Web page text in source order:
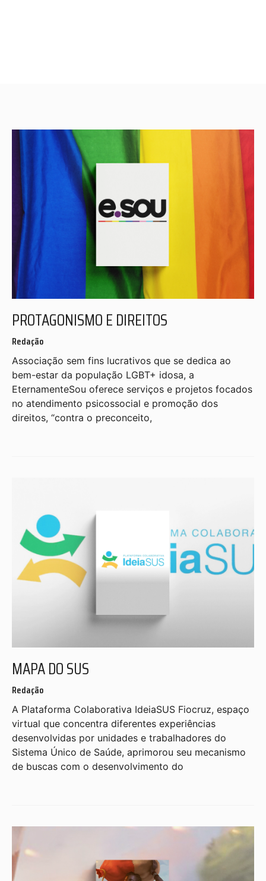
PROTAGONISMO E DIREITOS
Redação
Associação sem fins lucrativos que se dedica ao
bem-estar da população LGBT+ idosa, a
EternamenteSou oferece serviços e projetos focados
no atendimento psicossocial e promoção dos
direitos, “contra o preconceito,
MAPA DO SUS
Redação
A Plataforma Colaborativa IdeiaSUS Fiocruz, espaço
virtual que concentra diferentes experiências
desenvolvidas por unidades e trabalhadores do
Sistema Único de Saúde, aprimorou seu mecanismo
de buscas com o desenvolvimento do